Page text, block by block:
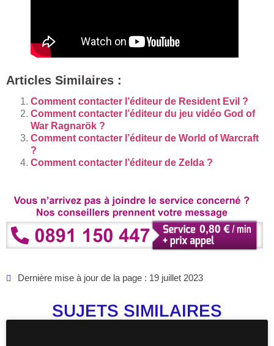
Articles Similaires :
Comment contacter l’éditeur de Resident Evil ?
Comment contacter l’éditeur du jeu vidéo God of
War Ragnarök ?
Comment contacter l’éditeur de World of Warcraft
?
Comment contacter l’éditeur de Zelda ?
Dernière mise à jour de la page : 19 juillet 2023
SUJETS SIMILAIRES